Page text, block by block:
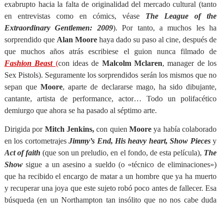
exabrupto hacia la falta de originalidad del mercado cultural (tanto
en entrevistas como en cómics, véase The League of the
Extraordinary Gentlemen: 2009). Por tanto, a muchos les ha
sorprendido que Alan Moorehaya dado su paso al cine, después de
que muchos años atrás escribiese el guion nunca filmado de
Fashion Beast (con ideas de Malcolm Mclaren, manager de los
Sex Pistols). Seguramente los sorprendidos serán los mismos que no
sepan queMoore, aparte de declararse mago, ha sido dibujante,
cantante, artista de performance, actor… Todo un polifacético
demiurgo que ahora se ha pasado al séptimo arte.
Dirigida por Mitch Jenkins,con quienMooreya había colaborado
en los cortometrajesJimmy’s End, His heavy heart,Show Piecesy
Act of faith(que son un preludio, en el fondo, de esta película), The
Showsigue a un asesino a sueldo (o «técnico de eliminaciones»)
que ha recibido el encargo de matar a un hombre que ya ha muerto
y recuperar una joya que este sujeto robó poco antes de fallecer. Esa
búsqueda (en un Northampton tan insólito que no nos cabe duda